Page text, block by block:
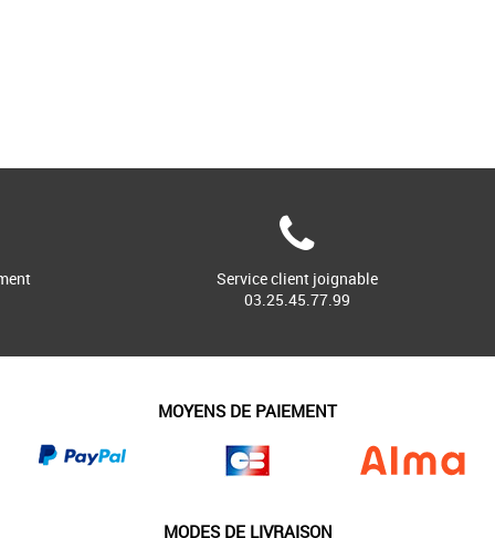
Service client joignable
03.25.45.77.99
MOYENS DE PAIEMENT
MODES DE LIVRAISON